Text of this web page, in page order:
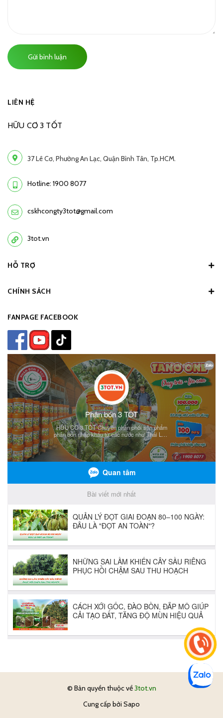
Gửi bình luận
LIÊN HỆ
HỮU CƠ 3 TỐT
37 Lê Cơ, Phường An Lạc, Quận Bình Tân, Tp.HCM.
Hotline: 1900 8077
cskhcongty3tot@gmail.com
3tot.vn
HỖ TRỢ
CHÍNH SÁCH
FANPAGE FACEBOOK
© Bản quyền thuộc về3tot.vn
Cung cấp bởi Sapo